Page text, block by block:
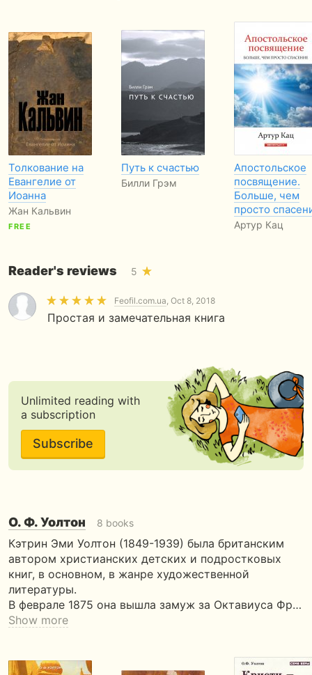
Толкование на
Евангелие от
Иоанна
Жан Кальвин
FREE
Путь к счастью
Билли Грэм
Апостольское
посвящение.
Больше, чем
просто
Артур Кац
Reader's reviews 5
Feofil.com.ua, Oct 8, 2018
Простая и замечательная книга
Unlimited reading with
a subscription
Subscribe
О. Ф. Уолтон 8 books
Кэтрин Эми Уолтон (1849-1939) была британским
автором христианских детских и подростковых
книг, в основном, в жанре художественной
литературы.
В феврале 1875 она вышла замуж за Октавиуса Фр…
Show more